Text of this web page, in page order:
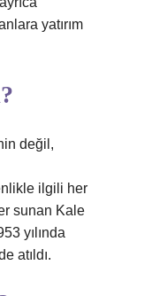
yatırım
değil,
ilgili her
sunan Kale
yılında
atıldı.